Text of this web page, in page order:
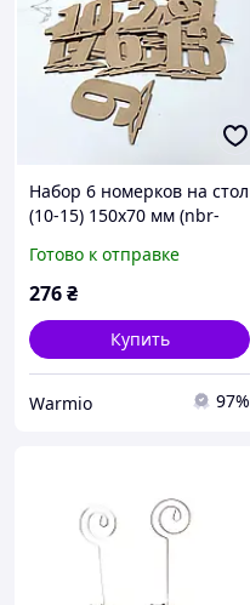
Набор 6 номерков на стол
(10-15) 150x70 мм (nbr-
Готово к отправке
276₴
Купить
Warmio 97%